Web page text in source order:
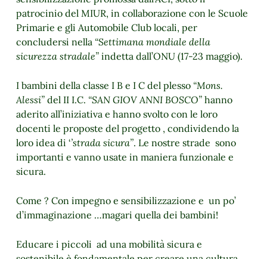
patrocinio del MIUR, in collaborazione con le Scuole
Primarie e gli Automobile Club locali, per
concludersi nella “Settimana mondiale della
sicurezza stradale” indetta dall’ONU (17-23 maggio).
I bambini della classe I B e I C del plesso “Mons.
Alessi” del II I.C. “SAN GIOV ANNI BOSCO” hanno
aderito all’iniziativa e hanno svolto con le loro
docenti le proposte del progetto , condividendo la
loro idea di ‘’strada sicura’’. Le nostre strade sono
importanti e vanno usate in maniera funzionale e
sicura.
Come ? Con impegno e sensibilizzazione e un po’
d’immaginazione …magari quella dei bambini!
Educare i piccoli ad una mobilità sicura e